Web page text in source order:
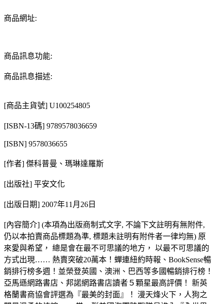
商品網址:
商品訊息功能:
商品訊息描述:
[商品主貨號] U100254805
[ISBN-13碼] 9789578036659
[ISBN] 9578036655
[作者] 傑科普曼、瑪琳達羅斯
[出版社] 平安文化
[出版日期] 2007年11月26日
[內容簡介] (本項為出版商制式文字, 不論下文註明有無附件,
仍以本拍賣商品標題為準, 標題未註明有附件者一律均無) 原
來愛與希望， 總是會在最不可思議的地方， 以最不可思議的
方式出現…… 熱賣突破20萬本！蟬連紐約時報、BookSense暢
銷排行榜多週！並榮登英國、澳洲、巴西等多國暢銷排行榜！
亞馬遜網路書店、邦諾網路書店讀者５顆星最高評價！ 新英
格蘭書商協會評選為『最美的封面』！ 漫天烽火下，人狗之